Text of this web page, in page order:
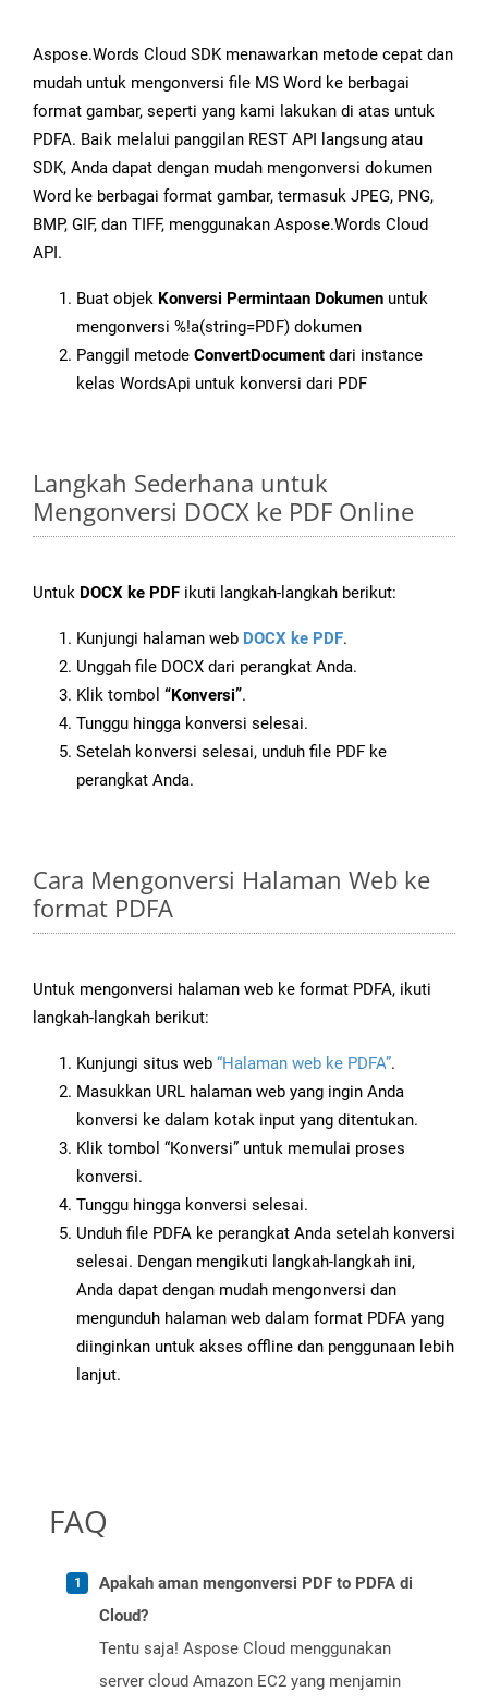
Aspose.Words Cloud SDK menawarkan metode cepat dan
mudah untuk mengonversi file MS Word ke berbagai
format gambar, seperti yang kami lakukan di atas untuk
PDFA. Baik melalui panggilan REST API langsung atau
SDK, Anda dapat dengan mudah mengonversi dokumen
Word ke berbagai format gambar, termasuk JPEG, PNG,
BMP, GIF, dan TIFF, menggunakan Aspose.Words Cloud
API.
Buat objek Konversi Permintaan Dokumen untuk
mengonversi %!a(string=PDF) dokumen
Panggil metode ConvertDocument dari instance
kelas WordsApi untuk konversi dari PDF
Langkah Sederhana untuk
Mengonversi DOCX ke PDF Online
Untuk DOCX ke PDF ikuti langkah-langkah berikut:
Kunjungi halaman web DOCX ke PDF.
Unggah file DOCX dari perangkat Anda.
Klik tombol “Konversi”.
Tunggu hingga konversi selesai.
Setelah konversi selesai, unduh file PDF ke
perangkat Anda.
Cara Mengonversi Halaman Web ke
format PDFA
Untuk mengonversi halaman web ke format PDFA, ikuti
langkah-langkah berikut:
Kunjungi situs web “Halaman web ke PDFA”.
Masukkan URL halaman web yang ingin Anda
konversi ke dalam kotak input yang ditentukan.
Klik tombol “Konversi” untuk memulai proses
konversi.
Tunggu hingga konversi selesai.
Unduh file PDFA ke perangkat Anda setelah konversi
selesai. Dengan mengikuti langkah-langkah ini,
Anda dapat dengan mudah mengonversi dan
mengunduh halaman web dalam format PDFA yang
diinginkan untuk akses offline dan penggunaan lebih
lanjut.
FAQ
Apakah aman mengonversi PDF to PDFA di
Cloud?
Tentu saja! Aspose Cloud menggunakan
server cloud Amazon EC2 yang menjamin